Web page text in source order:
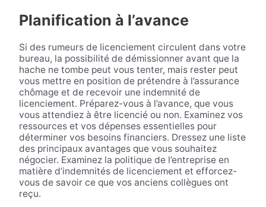
Planification à l’avance
Si des rumeurs de licenciement circulent dans votre
bureau, la possibilité de démissionner avant que la
hache ne tombe peut vous tenter, mais rester peut
vous mettre en position de prétendre à l’assurance
chômage et de recevoir une indemnité de
licenciement. Préparez-vous à l’avance, que vous
vous attendiez à être licencié ou non. Examinez vos
ressources et vos dépenses essentielles pour
déterminer vos besoins financiers. Dressez une liste
des principaux avantages que vous souhaitez
négocier. Examinez la politique de l’entreprise en
matière d’indemnités de licenciement et efforcez-
vous de savoir ce que vos anciens collègues ont
reçu.